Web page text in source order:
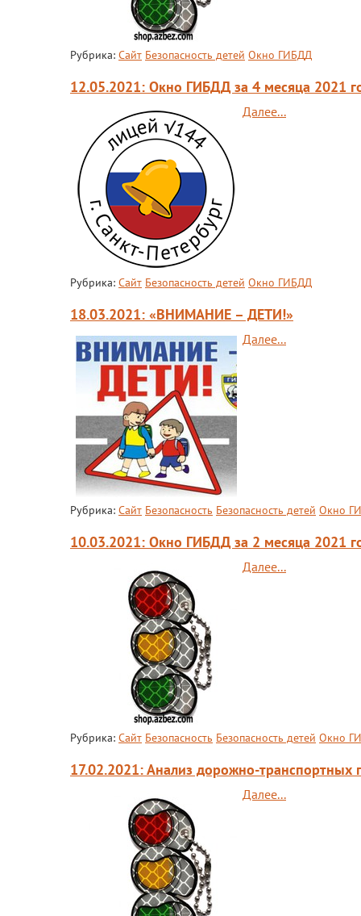
Рубрика: Сайт Безопасность детей Окно ГИБДД
12.05.2021: Окно ГИБДД за 4 месяца 2021
Далее...
Рубрика: Сайт Безопасность детей Окно ГИБДД
18.03.2021: «ВНИМАНИЕ – ДЕТИ!»
Далее...
Рубрика: Сайт Безопасность Безопасность детей Окно
10.03.2021: Окно ГИБДД за 2 месяца 2021
Далее...
Рубрика: Сайт Безопасность Безопасность детей Окно
17.02.2021: Анализ дорожно-транспортных
Далее...